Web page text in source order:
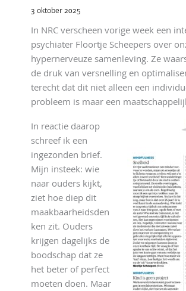
3 oktober 2025
In NRC verscheen vorige week een
psychiater Floortje Scheepers over
hypernerveuze samenleving. Ze
de druk van versnelling en
terecht dat dit niet alleen een
probleem is maar een
In reactie daarop
schreef ik een
ingezonden brief.
Mijn insteek: wie
naar ouders kijkt,
ziet hoe diep dit
maakbaarheidsden
ken zit. Ouders
krijgen dagelijks de
boodschap dat ze
het beter of perfect
moeten doen. Maar